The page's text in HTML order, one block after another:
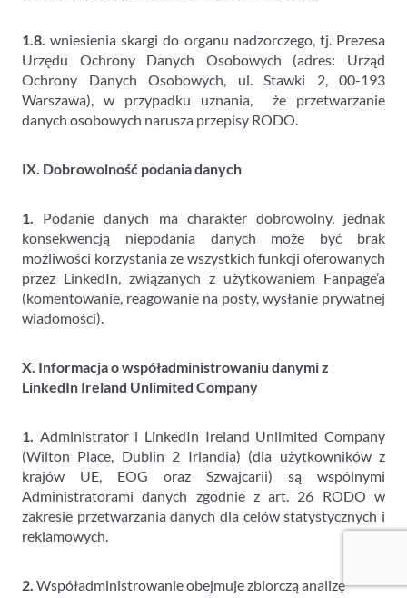
1.8. wniesienia skargi do organu nadzorczego, tj. Prezesa
Urzędu Ochrony Danych Osobowych (adres: Urząd
Ochrony Danych Osobowych, ul. Stawki 2, 00-193
Warszawa), w przypadku uznania, że przetwarzanie
danych osobowych narusza przepisy RODO.
IX. Dobrowolność podania danych
1. Podanie danych ma charakter dobrowolny, jednak
konsekwencją niepodania danych może być brak
możliwości korzystania ze wszystkich funkcji oferowanych
przez LinkedIn, związanych z użytkowaniem Fanpage’a
(komentowanie, reagowanie na posty, wysłanie prywatnej
wiadomości).
X. Informacja o współadministrowaniu danymi z
LinkedIn Ireland Unlimited Company
1. Administrator i LinkedIn Ireland Unlimited Company
(Wilton Place, Dublin 2 Irlandia) (dla użytkowników z
krajów UE, EOG oraz Szwajcarii) są wspólnymi
Administratorami danych zgodnie z art. 26 RODO w
zakresie przetwarzania danych dla celów statystycznych i
reklamowych.
2. Współadministrowanie obejmuje zbiorczą analizę